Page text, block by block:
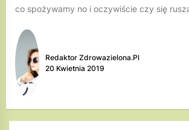
co spożywamy no i oczywiście czy się
Redaktor Zdrowazielona.pl
20 Kwietnia 2019